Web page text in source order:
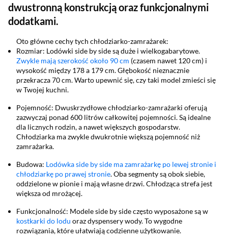
dwustronną konstrukcją oraz funkcjonalnymi
dodatkami.
Oto główne cechy tych chłodziarko-zamrażarek:
Rozmiar: Lodówki side by side są duże i wielkogabarytowe.
Zwykle mają szerokość około 90 cm (czasem nawet 120 cm) i
wysokość między 178 a 179 cm. Głębokość nieznacznie
przekracza 70 cm. Warto upewnić się, czy taki model zmieści się
w Twojej kuchni.
Pojemność: Dwuskrzydłowe chłodziarko-zamrażarki oferują
zazwyczaj ponad 600 litrów całkowitej pojemności. Są idealne
dla licznych rodzin, a nawet większych gospodarstw.
Chłodziarka ma zwykle dwukrotnie większą pojemność niż
zamrażarka.
Budowa: Lodówka side by side ma zamrażarkę po lewej stronie i
chłodziarkę po prawej stronie. Oba segmenty są obok siebie,
oddzielone w pionie i mają własne drzwi. Chłodząca strefa jest
większa od mrożącej.
Funkcjonalność: Modele side by side często wyposażone są w
kostkarki do lodu oraz dyspensery wody. To wygodne
rozwiązania, które ułatwiają codzienne użytkowanie.